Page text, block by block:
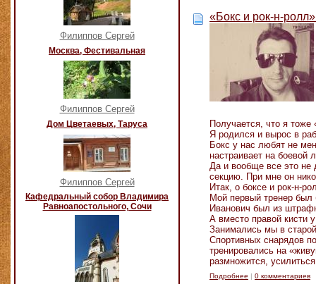
Филиппов Сергей
Москва, Фестивальная
Филиппов Сергей
Дом Цветаевых, Таруса
Филиппов Сергей
Кафедральный собор Владимира
Равноапостольного, Сочи
«Бокс и рок-н-
Получается, что я
Я родился и вырос в
Бокс у нас любят не
настраивает на боевой
Да и вообще все это не
секцию. При мне он
Итак, о боксе и рок-н-
Мой первый тренер был
Иванович был из
А вместо правой кисти
Занимались мы в
Спортивных снарядов
тренировались на
размножится,
Подробнее | 0 комментариев